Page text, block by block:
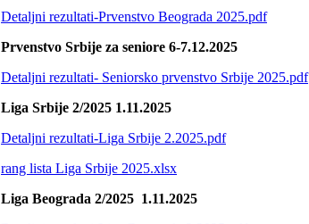
Detaljni rezultati-Prvenstvo Beograda 2025.pdf
Prvenstvo Srbije za seniore 6-7.12.2025
Detaljni rezultati- Seniorsko prvenstvo Srbije 2025.pdf
Liga Srbije 2/2025 1.11.2025
Detaljni rezultati-Liga Srbije 2.2025.pdf
rang lista Liga Srbije 2025.xlsx
Liga Beograda 2/2025 1.11.2025